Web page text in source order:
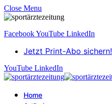
Close Menu
FacebookYouTube LinkedIn
Jetzt Print-Abo sichern!
YouTube LinkedIn
Home